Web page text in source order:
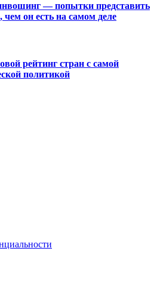
— попытки представить
чем он есть на самом деле
рейтинг стран с самой
политикой